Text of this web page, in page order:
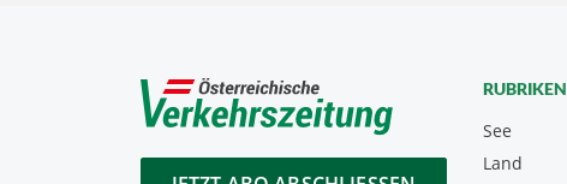
RUBRIKEN
See
Land